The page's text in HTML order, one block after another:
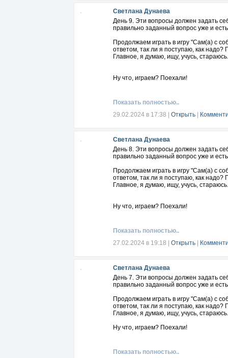
Светлана Дунаева
День 9. Эти вопросы должен задать
правильно заданный вопрос уже и есть
Продолжаем играть в игру "Сам(а) с
ответом, так ли я поступаю, как
Главное, я думаю, ищу, учусь,
Ну что, играем? Поехали!
Показать полностью..
29.02.2024 в 17:38
Открыть
Светлана Дунаева
День 8. Эти вопросы должен задать
правильно заданный вопрос уже и есть
Продолжаем играть в игру "Сам(а) с
ответом, так ли я поступаю, как
Главное, я думаю, ищу, учусь,
Ну что, играем? Поехали!
Показать полностью..
27.02.2024 в 19:18
Открыть
Светлана Дунаева
День 7. Эти вопросы должен задать
правильно заданный вопрос уже и есть
Продолжаем играть в игру "Сам(а) с
ответом, так ли я поступаю, как
Главное, я думаю, ищу, учусь,
Ну что, играем? Поехали!
Показать полностью..